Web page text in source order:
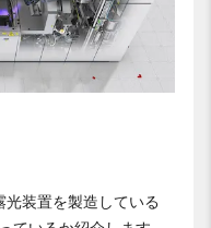
装置を製造している